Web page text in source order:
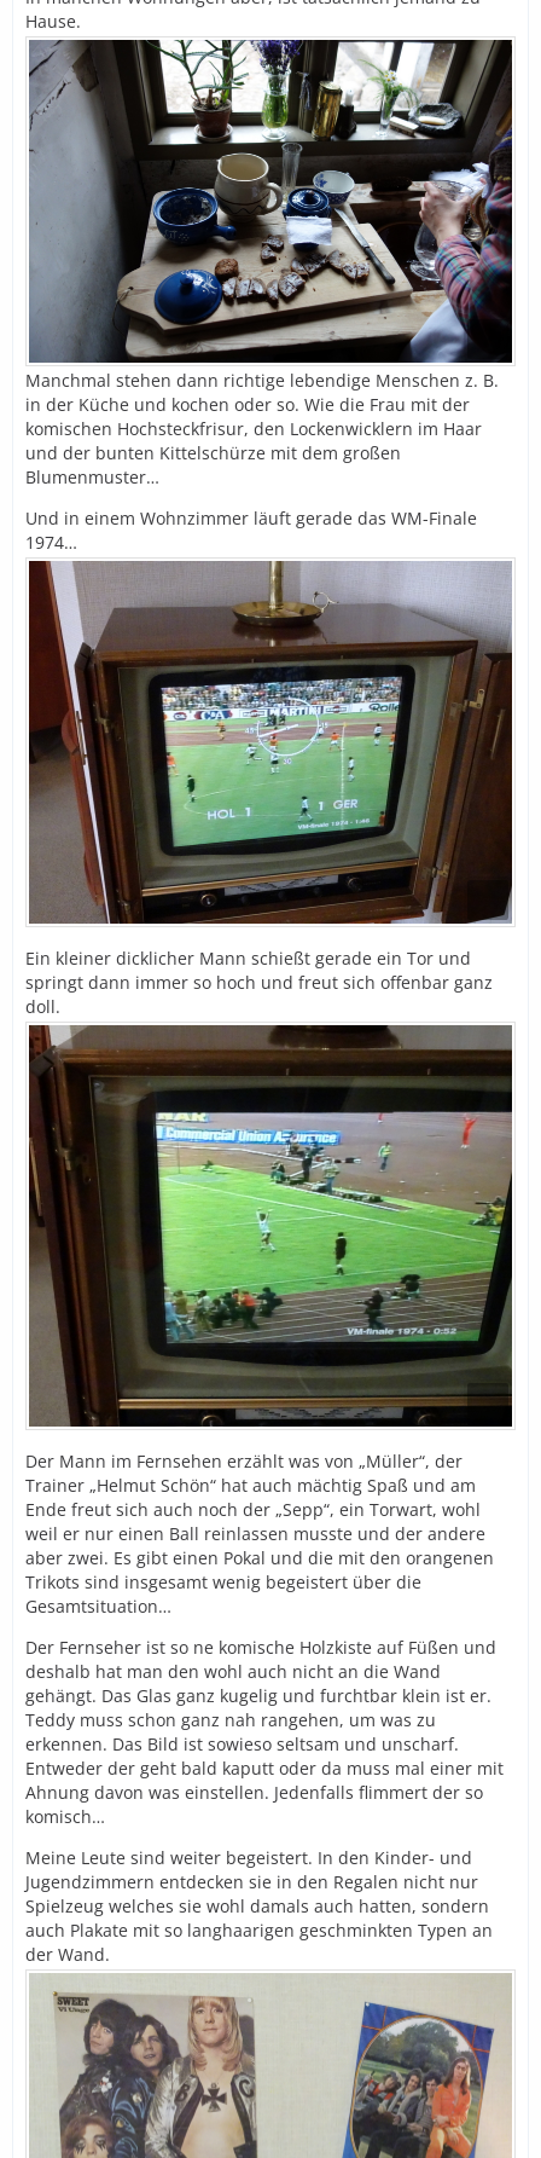
Hause.
Manchmal stehen dann richtige lebendige Menschen z. B.
in der Küche und kochen oder so. Wie die Frau mit der
komischen Hochsteckfrisur, den Lockenwicklern im Haar
und der bunten Kittelschürze mit dem großen
Blumenmuster…
Und in einem Wohnzimmer läuft gerade das WM-Finale
1974…
Ein kleiner dicklicher Mann schießt gerade ein Tor und
springt dann immer so hoch und freut sich offenbar ganz
doll.
Der Mann im Fernsehen erzählt was von „Müller“, der
Trainer „Helmut Schön“ hat auch mächtig Spaß und am
Ende freut sich auch noch der „Sepp“, ein Torwart, wohl
weil er nur einen Ball reinlassen musste und der andere
aber zwei. Es gibt einen Pokal und die mit den orangenen
Trikots sind insgesamt wenig begeistert über die
Gesamtsituation…
Der Fernseher ist so ne komische Holzkiste auf Füßen und
deshalb hat man den wohl auch nicht an die Wand
gehängt. Das Glas ganz kugelig und furchtbar klein ist er.
Teddy muss schon ganz nah rangehen, um was zu
erkennen. Das Bild ist sowieso seltsam und unscharf.
Entweder der geht bald kaputt oder da muss mal einer mit
Ahnung davon was einstellen. Jedenfalls flimmert der so
komisch…
Meine Leute sind weiter begeistert. In den Kinder- und
Jugendzimmern entdecken sie in den Regalen nicht nur
Spielzeug welches sie wohl damals auch hatten, sondern
auch Plakate mit so langhaarigen geschminkten Typen an
der Wand.